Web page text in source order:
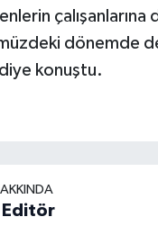
dönemde
diye konuştu.
Editör